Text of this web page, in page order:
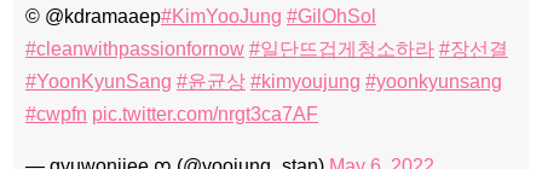
© @kdramaaep#KimYooJung #GilOhSol
#cleanwithpassionfornow #일단뜨겁게청소하라 #장선결
#YoonKyunSang #윤균상 #kimyoujung #yoonkyunsang
#cwpfn pic.twitter.com/nrgt3ca7AF